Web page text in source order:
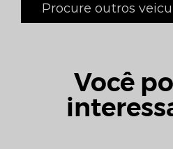
Procure outros
Você